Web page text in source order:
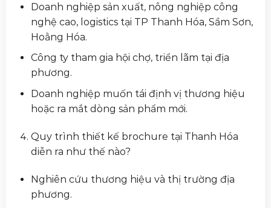
Doanh nghiệp sản xuất, nông nghiệp công
nghệ cao, logistics tại TP Thanh Hóa, Sầm Sơn,
Hoằng Hóa.
Công ty tham gia hội chợ, triển lãm tại địa
phương.
Doanh nghiệp muốn tái định vị thương hiệu
hoặc ra mắt dòng sản phẩm mới.
Quy trình thiết kế brochure tại Thanh Hóa
diễn ra như thế nào?
Nghiên cứu thương hiệu và thị trường địa
phương.